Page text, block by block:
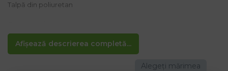
Afișează descrierea completă...
Talpă din poliuretan
– Căptușeală rezistentă la abraziune din țesătură respirabilă,
absoarbe transpirația
– Inserție antistatică, detașabilă acoperită cu material